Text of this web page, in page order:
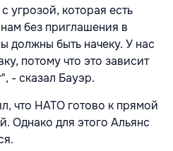
угрозой, которая есть
без приглашения в
должны быть начеку. У нас
потому что это зависит
- сказал Бауэр.
что НАТО готово к прямой
Однако для этого Альянс